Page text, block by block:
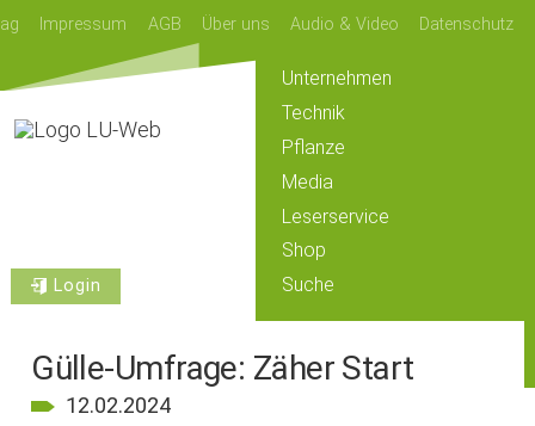
Impressum AGB Über uns Audio & Video Datenschutz
Login
Unternehmen
Technik
Pflanze
Media
Leserservice
Shop
Suche
Gülle-Umfrage: Zäher Start
12.02.2024